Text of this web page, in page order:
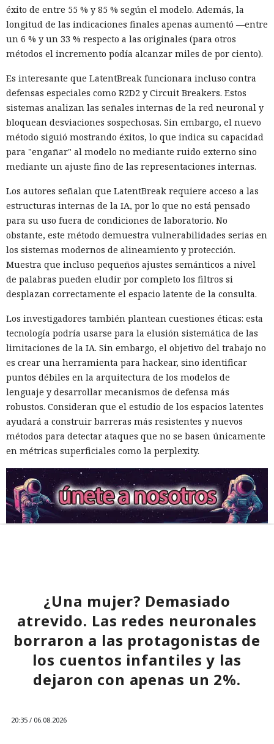
éxito de entre 55 % y 85 % según el modelo. Además, la
longitud de las indicaciones finales apenas aumentó —entre
un 6 % y un 33 % respecto a las originales (para otros
métodos el incremento podía alcanzar miles de por ciento).
Es interesante que LatentBreak funcionara incluso contra
defensas especiales como R2D2 y Circuit Breakers. Estos
sistemas analizan las señales internas de la red neuronal y
bloquean desviaciones sospechosas. Sin embargo, el nuevo
método siguió mostrando éxitos, lo que indica su capacidad
para "engañar" al modelo no mediante ruido externo sino
mediante un ajuste fino de las representaciones internas.
Los autores señalan que LatentBreak requiere acceso a las
estructuras internas de la IA, por lo que no está pensado
para su uso fuera de condiciones de laboratorio. No
obstante, este método demuestra vulnerabilidades serias en
los sistemas modernos de alineamiento y protección.
Muestra que incluso pequeños ajustes semánticos a nivel
de palabras pueden eludir por completo los filtros si
desplazan correctamente el espacio latente de la consulta.
Los investigadores también plantean cuestiones éticas: esta
tecnología podría usarse para la elusión sistemática de las
limitaciones de la IA. Sin embargo, el objetivo del trabajo no
es crear una herramienta para hackear, sino identificar
puntos débiles en la arquitectura de los modelos de
lenguaje y desarrollar mecanismos de defensa más
robustos. Consideran que el estudio de los espacios latentes
ayudará a construir barreras más resistentes y nuevos
métodos para detectar ataques que no se basen únicamente
en métricas superficiales como la perplexity.
¿Una mujer? Demasiado
atrevido. Las redes neuronales
borraron a las protagonistas de
los cuentos infantiles y las
dejaron con apenas un 2%.
20:35 / 06.08.2026